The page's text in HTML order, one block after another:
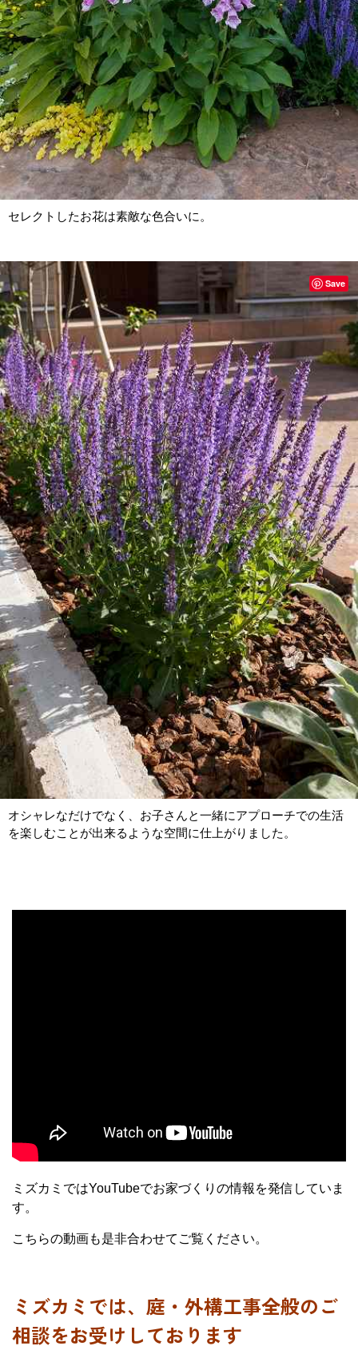
セレクトしたお花は素敵な色合いに。
オシャレなだけでなく、お子さんと一緒にアプローチでの生活
を楽しむことが出来るような空間に仕上がりました。
Save
ミズカミではYouTubeでお家づくりの情報を発信していま
す。
こちらの動画も是非合わせてご覧ください。
ミズカミでは、庭・外構工事全般のご
相談をお受けしております